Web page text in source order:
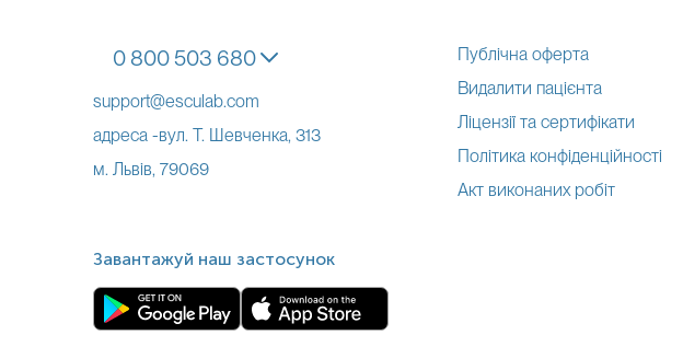
0 800 503 680
support@esculab.com
адреса -вул. Т. Шевченка, 313
м. Львів, 79069
Публічна оферта
Видалити пацієнта
Ліцензії та сертифікати
Політика конфіденційності
Акт виконаних робіт
Завантажуй наш застосунок